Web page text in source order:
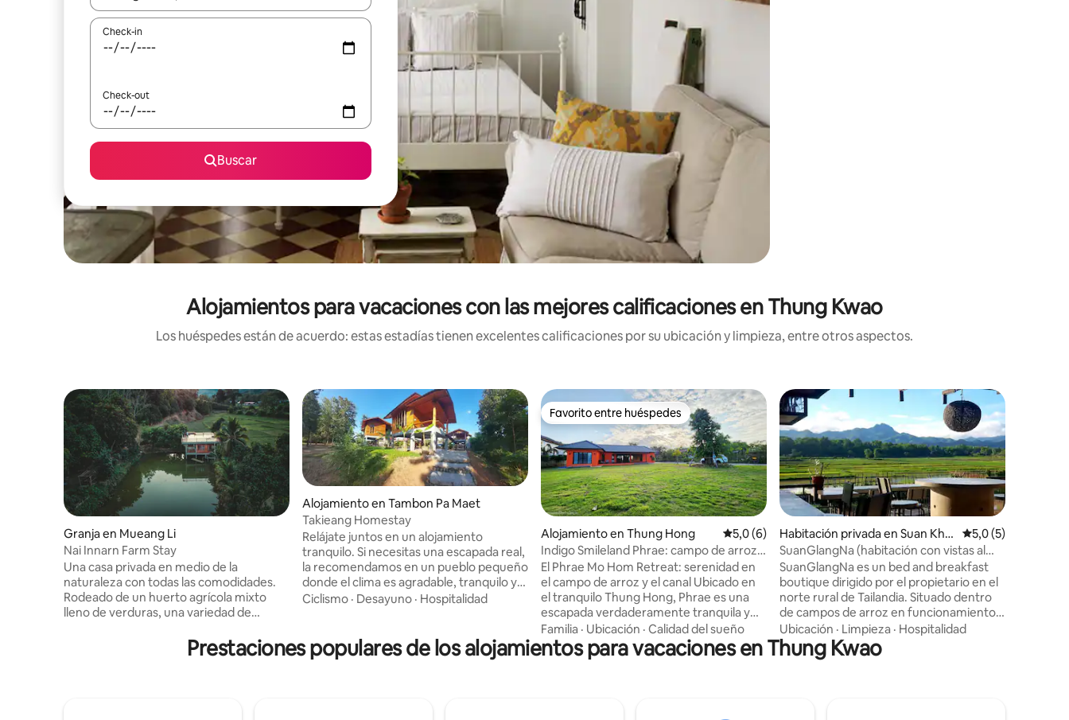
Check-in
Check-out
Buscar
Alojamientos para vacaciones con las mejores calificaciones en Thung Kwao
Los huéspedes están de acuerdo: estas estadías tienen excelentes calificaciones por su ubicación y limpieza, entre otros aspectos.
Granja en Mueang Li
Nai Innarn Farm Stay
Una casa privada en medio de la
naturaleza con todas las comodidades.
Rodeado de un huerto agrícola mixto
lleno de verduras, una variedad de
en el patio, la atmósfera del vertedero,
mantener el agua fluyendo al final de
Alojamiento en Tambon Pa Maet
Takieang Homestay
Relájate juntos en un alojamiento
tranquilo. Si necesitas una escapada real,
la recomendamos en un pueblo pequeño
donde el clima es agradable, tranquilo y
amigable. Puedes relajarte en la orilla del
mañana, cuando te despiertas, puedes
escuchar el canto de los pájaros con el
Ciclismo · Desayuno · Hospitalidad
Favorito entre huéspedes
Favorito entre huéspedes
Alojamiento en Thung Hong Calificación promedio: 5,0 de 5. 6 evaluaciones
5,0 (6)
Indigo Smileland Phrae: campo de arroz y
canal. ​
El Phrae Mo Hom Retreat: serenidad en
el campo de arroz y el canal Ubicado en
el tranquilo Thung Hong, Phrae es una
escapada verdaderamente tranquila y
pacífica. ​Impresionantes vistas: vista
privada al patio trasero de exuberantes
campos de arroz en funcionamiento y un
Familia · Ubicación · Calidad del sueño
Habitación privada en Suan Khu
ean
Calificación
5,0 (5)
SuanGlangNa (habitación con vistas al
jardín)
SuanGlangNa es un bed and breakfast
boutique dirigido por el propietario en el
norte rural de Tailandia. Situado dentro
de campos de arroz en funcionamiento a
lo largo de la pintoresca zona de
montaña de Phrae, es un lugar ideal para
relajarte y sumergirte en un auténtico
Ubicación · Limpieza · Hospitalidad
Prestaciones populares de los alojamientos para vacaciones en Thung Kwao